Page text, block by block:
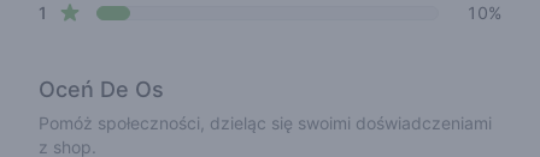
1 star reviews 10%
Oceń De Os
Pomóż społeczności, dzieląc się swoimi doświadczeniami
z shop.